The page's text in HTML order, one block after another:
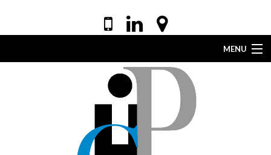
MENU
DROIT DE LA SANTÉ